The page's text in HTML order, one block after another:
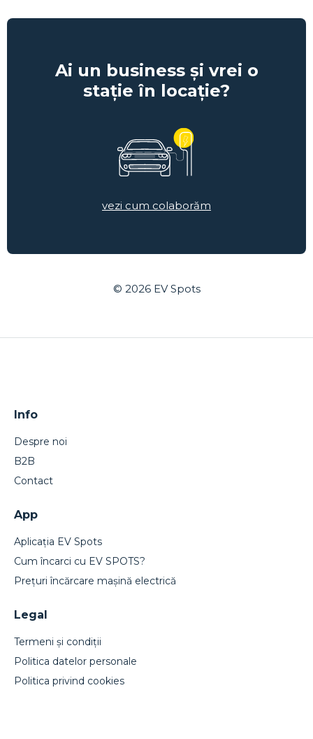
Ai un business și vrei o
stație în locație?
vezi cum colaborăm
© 2026 EV Spots
Info
Despre noi
B2B
Contact
App
Aplicația EV Spots
Cum încarci cu EV SPOTS?
Prețuri încărcare mașină electrică
Legal
Termeni și condiții
Politica datelor personale
Politica privind cookies